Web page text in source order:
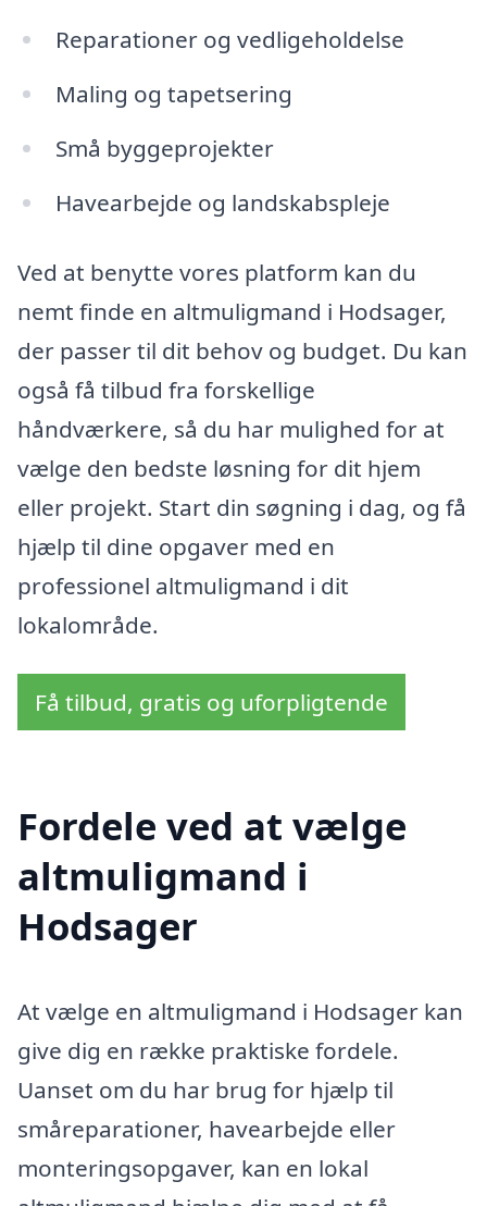
Reparationer og vedligeholdelse
Maling og tapetsering
Små byggeprojekter
Havearbejde og landskabspleje
Ved at benytte vores platform kan du
nemt finde en altmuligmand i Hodsager,
der passer til dit behov og budget. Du kan
også få tilbud fra forskellige
håndværkere, så du har mulighed for at
vælge den bedste løsning for dit hjem
eller projekt. Start din søgning i dag, og få
hjælp til dine opgaver med en
professionel altmuligmand i dit
lokalområde.
Få tilbud, gratis og uforpligtende
Fordele ved at vælge
altmuligmand i
Hodsager
At vælge en altmuligmand i Hodsager kan
give dig en række praktiske fordele.
Uanset om du har brug for hjælp til
småreparationer, havearbejde eller
monteringsopgaver, kan en lokal